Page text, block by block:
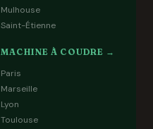
Mulhouse
Saint-Étienne
MACHINE À COUDRE →
Paris
Marseille
Lyon
Toulouse